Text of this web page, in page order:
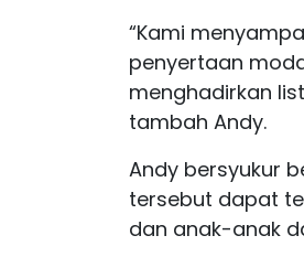
“Kami
penyertaan
menghadirkan
tambah Andy.
Andy bersyukur
tersebut dapat
dan anak-anak